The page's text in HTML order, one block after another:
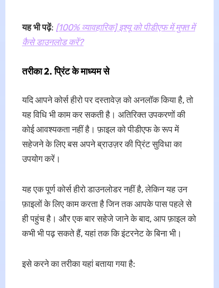
यह भी पढ़ें: [100% व्यावहारिक] इश्यू को पीडीएफ में मुफ्त में
कैसे डाउनलोड करें?
तरीका 2. प्रिंट के माध्यम से
यदि आपने कोर्स हीरो पर दस्तावेज़ को अनलॉक किया है, तो
यह विधि भी काम कर सकती है। अतिरिक्त उपकरणों की
कोई आवश्यकता नहीं है। फ़ाइल को पीडीएफ के रूप में
सहेजने के लिए बस अपने ब्राउज़र की प्रिंट सुविधा का
उपयोग करें।
यह एक पूर्ण कोर्स हीरो डाउनलोडर नहीं है, लेकिन यह उन
फ़ाइलों के लिए काम करता है जिन तक आपके पास पहले से
ही पहुंच है। और एक बार सहेजे जाने के बाद, आप फ़ाइल को
कभी भी पढ़ सकते हैं, यहां तक कि इंटरनेट के बिना भी।
इसे करने का तरीका यहां बताया गया है: